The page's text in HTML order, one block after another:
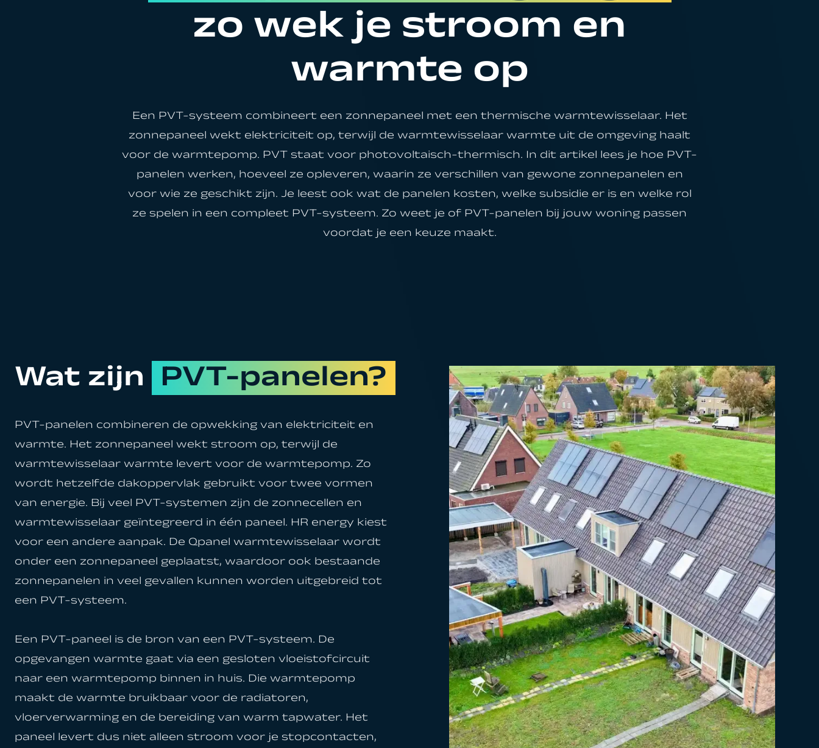
Alles over support
zo wek je stroom en
warmte op
Een PVT-systeem combineert een zonnepaneel met een thermische warmtewisselaar. Het
zonnepaneel wekt elektriciteit op, terwijl de warmtewisselaar warmte uit de omgeving haalt
voor de warmtepomp. PVT staat voor photovoltaisch-thermisch. In dit artikel lees je hoe PVT-
panelen werken, hoeveel ze opleveren, waarin ze verschillen van gewone zonnepanelen en
voor wie ze geschikt zijn. Je leest ook wat de panelen kosten, welke subsidie er is en welke rol
ze spelen in een compleet PVT-systeem. Zo weet je of PVT-panelen bij jouw woning passen
voordat je een keuze maakt.
Wat zijn PVT-panelen?
PVT-panelen combineren de opwekking van elektriciteit en
warmte. Het zonnepaneel wekt stroom op, terwijl de
warmtewisselaar warmte levert voor de warmtepomp. Zo
wordt hetzelfde dakoppervlak gebruikt voor twee vormen
van energie. Bij veel PVT-systemen zijn de zonnecellen en
warmtewisselaar geïntegreerd in één paneel. HR energy kiest
voor een andere aanpak. De Qpanel warmtewisselaar wordt
onder een zonnepaneel geplaatst, waardoor ook bestaande
zonnepanelen in veel gevallen kunnen worden uitgebreid tot
een PVT-systeem.
Een PVT-paneel is de bron van een PVT-systeem. De
opgevangen warmte gaat via een gesloten vloeistofcircuit
naar een warmtepomp binnen in huis. Die warmtepomp
maakt de warmte bruikbaar voor de radiatoren,
vloerverwarming en de bereiding van warm tapwater. Het
paneel levert dus niet alleen stroom voor je stopcontacten,